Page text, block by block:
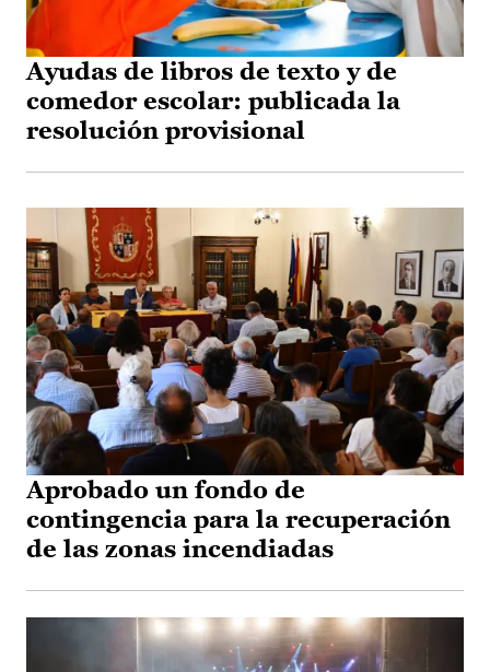
Ayudas de libros de texto y de
comedor escolar: publicada la
resolución provisional
Aprobado un fondo de
contingencia para la recuperación
de las zonas incendiadas